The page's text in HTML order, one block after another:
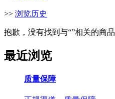
>> 浏览历史
抱歉，没有找到与“”相关的商品
最近浏览
质量保障